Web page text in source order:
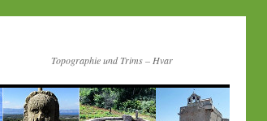
Topographie und Trims – Hvar